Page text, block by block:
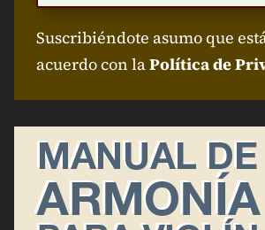
Suscribiéndote asumo que
acuerdo con laPolítica de